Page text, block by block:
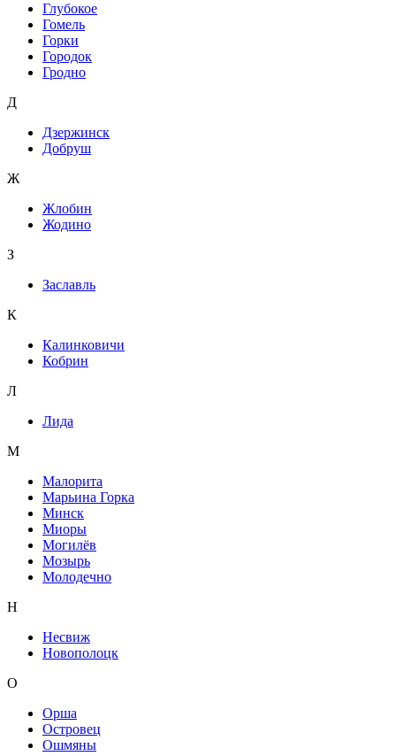
Глубокое
Гомель
Горки
Городок
Гродно
Д
Дзержинск
Добруш
Ж
Жлобин
Жодино
З
Заславль
К
Калинковичи
Кобрин
Л
Лида
М
Малорита
Марьина Горка
Минск
Миоры
Могилёв
Мозырь
Молодечно
Н
Несвиж
Новополоцк
О
Орша
Островец
Ошмяны